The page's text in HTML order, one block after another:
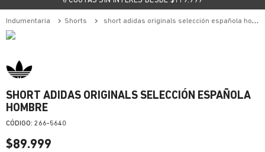
indumentaria shorts short adidas originals selección española hombre
SHORT ADIDAS ORIGINALS SELECCIÓN ESPAÑOLA
HOMBRE
: 266-5640
$89.999